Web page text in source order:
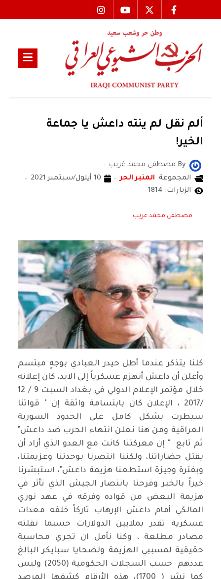
ألم نقل لم ينته داعش يا جماعة
الخير!
By مصطفى محمد غريب
المجموعة: المنبر الحر
10 أيلول/سبتمبر 2021
الزيارات: 1814
مصطفى محمد غريب
كلنا يتذكر عندما أطل حيدر العبادي بوجهٍ مبتسم
وأعلن أن داعش أنهزم عسكرياً إلى الابد، كان إعلانه
خلال مؤتمر الإعلام الدولي في بغداد السبت 9 / 12
/2017 ، الإعلان كان بابتسامة واثقة إن " قواتنا
سيطرت بشكل كامل على الحدود السورية
العراقية ومن هنا نعلن انتهاء الحرب ضد داعش"
ثم تابع " إن معركتنا كانت مع العدو الذي أراد أن
يقتل حضاراتنا، ولكننا انتصرنا بوحدتنا وعزيمتنا،
وبفترة وجيزة استطعنا هزيمة داعش"، استبشرنا
خيراً بالخبر وفرحنا بانتصار الجيش الذي تأثر في
هزيمة البعض من قواده وفرقه في عهد نوري
المالكي أمام داعش الإرهاب تاركاً خلفه معدات
عسكرية تقدر بملايين الدولارات حسبما نقلته
مصادر مطلعة ، وكنا نأمل ان تجري محاسبة
حقيقية لمسببي الهزيمة ولضحايا سبايكر البالغ
عددهم حسب السجلات الحكومية (2050) وليس